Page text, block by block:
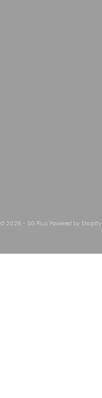
© 2026 - SG Plus Powered by Shopify